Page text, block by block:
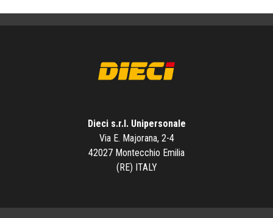
Dieci s.r.l. Unipersonale
Via E. Majorana, 2-4
42027 Montecchio Emilia
(RE) ITALY